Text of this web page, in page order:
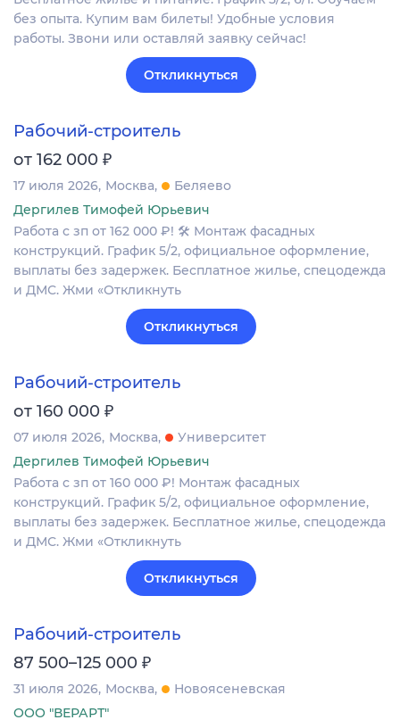
без опыта. Купим вам билеты! Удобные условия
работы. Звони или оставляй заявку сейчас!
Откликнуться
Рабочий-строитель
от 162 000 ₽
17 июля 2026 Москва
Беляево
Дергилев Тимофей Юрьевич
Работа с зп от 162 000 ₽! 🛠 Монтаж фасадных
конструкций. График 5/2, официальное оформление,
выплаты без задержек. Бесплатное жилье, спецодежда
и ДМС. Жми «Откликнуть
Откликнуться
Рабочий-строитель
от 160 000 ₽
07 июля 2026 Москва
Университет
Дергилев Тимофей Юрьевич
Работа с зп от 160 000 ₽! Монтаж фасадных
конструкций. График 5/2, официальное оформление,
выплаты без задержек. Бесплатное жилье, спецодежда
и ДМС. Жми «Откликнуть
Откликнуться
Рабочий-строитель
87 500–125 000 ₽
31 июля 2026 Москва
Новоясеневская
ООО "ВЕРАРТ"